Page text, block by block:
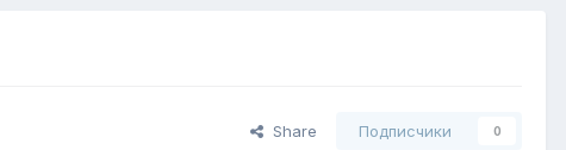
Share Подписчики 0